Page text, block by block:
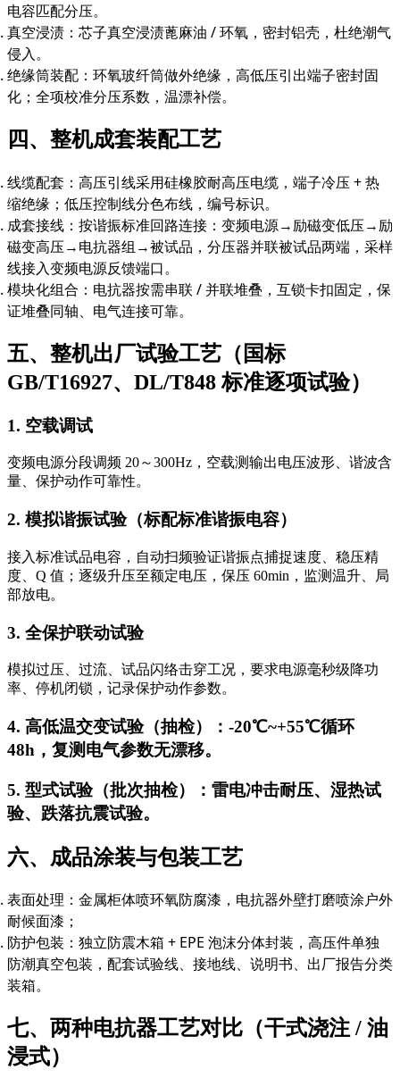
电容匹配分压。
真空浸渍：芯子真空浸渍蓖麻油 / 环氧，密封铝壳，杜绝潮气
侵入。
绝缘筒装配：环氧玻纤筒做外绝缘，高低压引出端子密封固
化；全项校准分压系数，温漂补偿。
四、整机成套装配工艺
线缆配套：高压引线采用硅橡胶耐高压电缆，端子冷压 + 热
缩绝缘；低压控制线分色布线，编号标识。
成套接线：按谐振标准回路连接：变频电源→励磁变低压→励
磁变高压→电抗器组→被试品，分压器并联被试品两端，采样
线接入变频电源反馈端口。
模块化组合：电抗器按需串联 / 并联堆叠，互锁卡扣固定，保
证堆叠同轴、电气连接可靠。
五、整机出厂试验工艺（国标
GB/T16927、DL/T848 标准逐项试验）
1. 空载调试
变频电源分段调频 20～300Hz，空载测输出电压波形、谐波含
量、保护动作可靠性。
2. 模拟谐振试验（标配标准谐振电容）
接入标准试品电容，自动扫频验证谐振点捕捉速度、稳压精
度、Q 值；逐级升压至额定电压，保压 60min，监测温升、局
部放电。
3. 全保护联动试验
模拟过压、过流、试品闪络击穿工况，要求电源毫秒级降功
率、停机闭锁，记录保护动作参数。
4. 高低温交变试验（抽检）：-20℃~+55℃循环
48h，复测电气参数无漂移。
5. 型式试验（批次抽检）：雷电冲击耐压、湿热试
验、跌落抗震试验。
六、成品涂装与包装工艺
表面处理：金属柜体喷环氧防腐漆，电抗器外壁打磨喷涂户外
耐候面漆；
防护包装：独立防震木箱 + EPE 泡沫分体封装，高压件单独
防潮真空包装，配套试验线、接地线、说明书、出厂报告分类
装箱。
七、两种电抗器工艺对比（干式浇注 / 油
浸式）